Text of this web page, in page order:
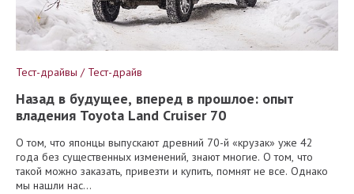
Тест-драйвы / Тест-драйв
Назад в будущее, вперед в прошлое: опыт
владения Toyota Land Cruiser 70
О том, что японцы выпускают древний 70-й «крузак» уже 42
года без существенных изменений, знают многие. О том, что
такой можно заказать, привезти и купить, помнят не все. Однако
мы нашли нас...